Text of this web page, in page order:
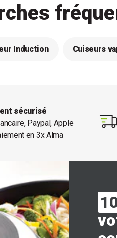
Induction Cuiseurs
sécurisé
Paypal, Apple
en 3x Alma